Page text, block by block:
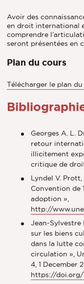
Avoir des
en droit international
comprendre
seront présentées en
Plan du cours
Télécharger le plan du
Georges A. L.
retour
illicitement
critique de
Lyndel V.
Convention de
adoption »,
http://
Jean-Sylvestre
sur les biens
dans la lutte
circulation »,
4, 1 December
https://doi.org/